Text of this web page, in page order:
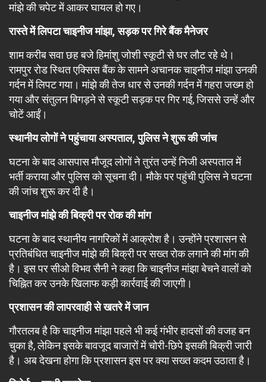
मांझे की चपेट में आकर घायल हो गए।
रास्ते में लिपटा चाइनीज मांझा, सड़क पर गिरे बैंक मैनेजर
शाम करीब सवा छह बजे हिमांशु जोशी स्कूटी से घर लौट रहे थे।
रामपुर रोड स्थित एक्सिस बैंक के सामने अचानक चाइनीज मांझा उनकी
गर्दन में लिपट गया। मांझे की तेज धार से उनकी गर्दन में गहरा जख्म हो
गया और संतुलन बिगड़ने से स्कूटी सड़क पर गिर गई, जिससे उन्हें और
चोटें आईं।
स्थानीय लोगों ने पहुंचाया अस्पताल, पुलिस ने शुरू की जांच
घटना के बाद आसपास मौजूद लोगों ने तुरंत उन्हें निजी अस्पताल में
भर्ती कराया और पुलिस को सूचना दी। मौके पर पहुंची पुलिस ने घटना
की जांच शुरू कर दी है।
चाइनीज मांझे की बिक्री पर रोक की मांग
घटना के बाद स्थानीय नागरिकों में आक्रोश है। उन्होंने प्रशासन से
प्रतिबंधित चाइनीज मांझे की बिक्री पर सख्त रोक लगाने की मांग की
है। इस पर सीओ विभव सैनी ने कहा कि चाइनीज मांझा बेचने वालों को
चिह्नित कर उनके खिलाफ कड़ी कार्रवाई की जाएगी।
प्रशासन की लापरवाही से खतरे में जान
गौरतलब है कि चाइनीज मांझा पहले भी कई गंभीर हादसों की वजह बन
चुका है, लेकिन इसके बावजूद बाजारों में चोरी-छिपे इसकी बिक्री जारी
है। अब देखना होगा कि प्रशासन इस पर क्या सख्त कदम उठाता है।